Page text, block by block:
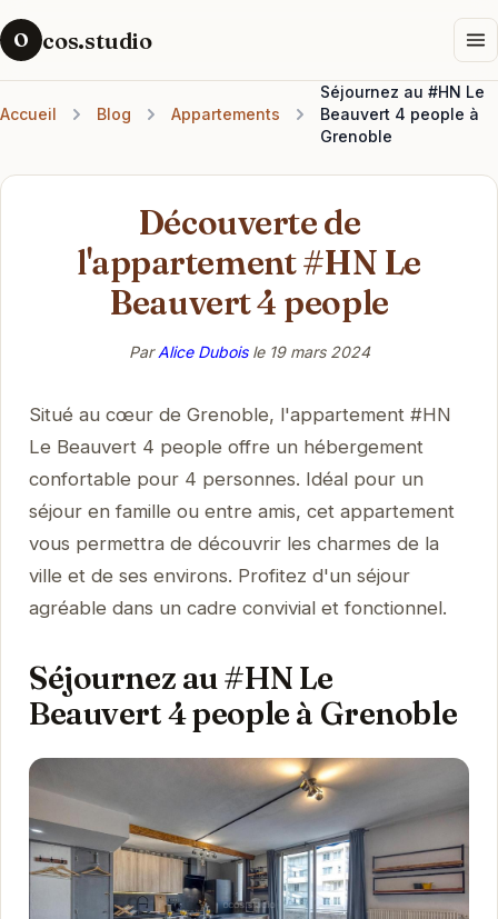
O cos.studio
Accueil Blog Appartements
Séjournez au #HN Le
Beauvert 4 people à
Grenoble
Découverte de
l'appartement #HN Le
Beauvert 4 people
ParAlice Duboisle 19 mars 2024
Situé au cœur de Grenoble, l'appartement #HN
Le Beauvert 4 people offre un hébergement
confortable pour 4 personnes. Idéal pour un
séjour en famille ou entre amis, cet appartement
vous permettra de découvrir les charmes de la
ville et de ses environs. Profitez d'un séjour
agréable dans un cadre convivial et fonctionnel.
Séjournez au #HN Le
Beauvert 4 people à Grenoble